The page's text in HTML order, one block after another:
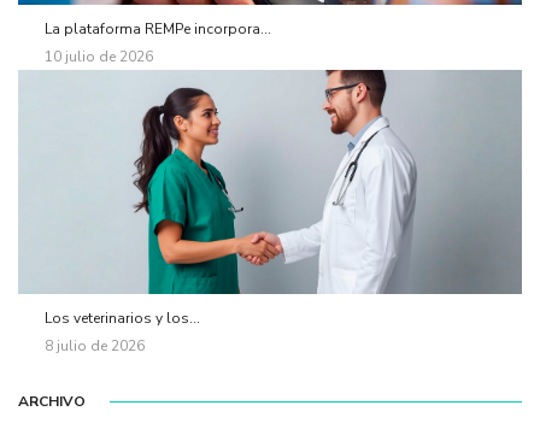
La plataforma REMPe incorpora...
10 julio de 2026
Los veterinarios y los...
8 julio de 2026
ARCHIVO